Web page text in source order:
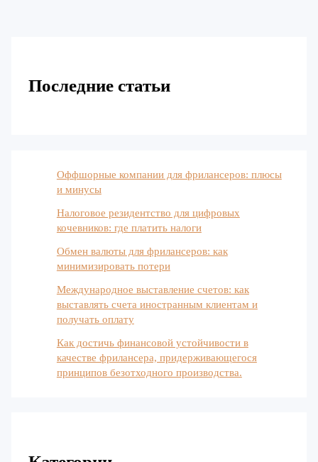
Последние статьи
Оффшорные компании для фрилансеров: плюсы
и минусы
Налоговое резидентство для цифровых
кочевников: где платить налоги
Обмен валюты для фрилансеров: как
минимизировать потери
Международное выставление счетов: как
выставлять счета иностранным клиентам и
получать оплату
Как достичь финансовой устойчивости в
качестве фрилансера, придерживающегося
принципов безотходного производства.